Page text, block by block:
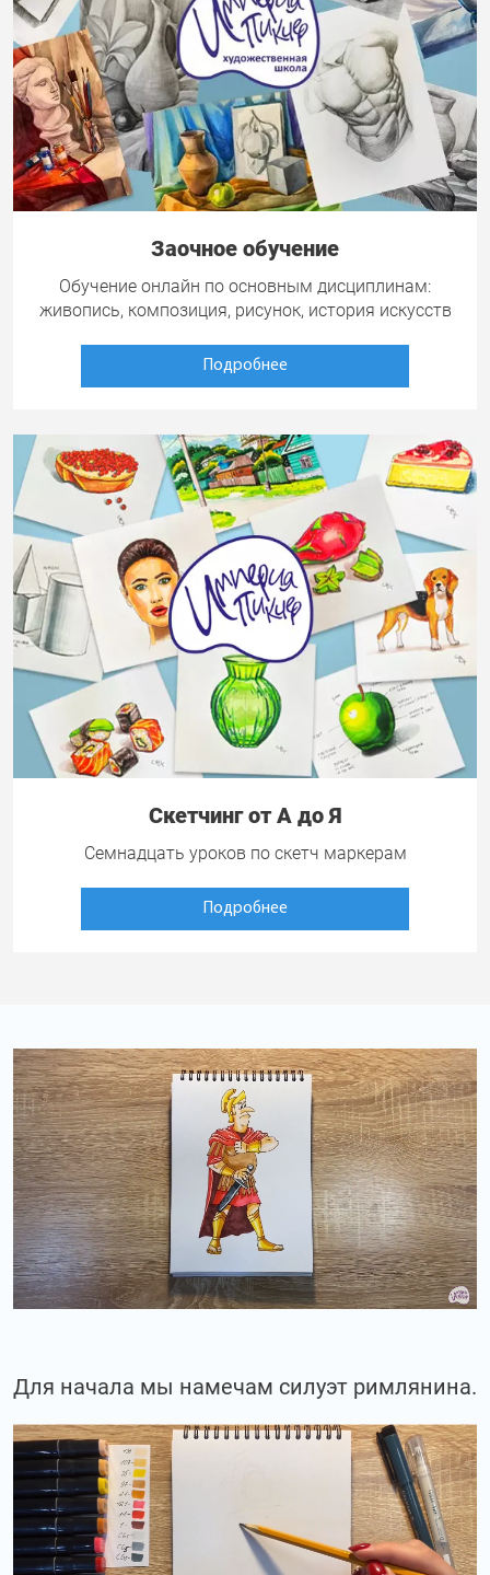
Заочное обучение
Обучение онлайн по основным дисциплинам:
живопись, композиция, рисунок, история искусств
Подробнее
Скетчинг от А до Я
Семнадцать уроков по скетч маркерам
Подробнее
Для начала мы намечам силуэт римлянина.